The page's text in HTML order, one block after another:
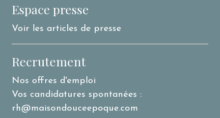
Espace presse
Voir les articles de presse
Recrutement
Nos offres d'emploi
Vos candidatures spontanées :
rh@maisondouceepoque.com